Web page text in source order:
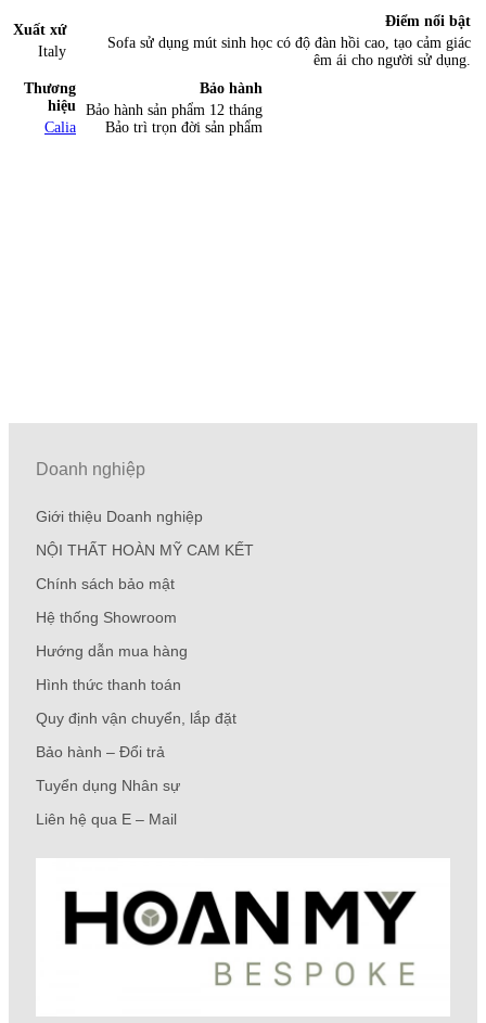
Xuất xứ
Italy
Điểm nổi bật
Sofa sử dụng mút sinh học có độ đàn hồi cao, tạo cảm giác
êm ái cho người sử dụng.
Thương
hiệu
Calia
Bảo hành
Bảo hành sản phẩm 12 tháng
Bảo trì trọn đời sản phẩm
Doanh nghiệp
Giới thiệu Doanh nghiệp
NỘI THẤT HOÀN MỸ CAM KẾT
Chính sách bảo mật
Hệ thống Showroom
Hướng dẫn mua hàng
Hình thức thanh toán
Quy định vận chuyển, lắp đặt
Bảo hành – Đổi trả
Tuyển dụng Nhân sự
Liên hệ qua E – Mail